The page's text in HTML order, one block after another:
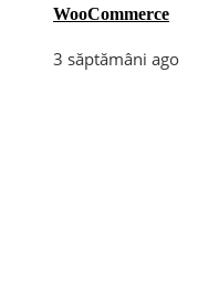
WooCommerce
3 săptămâni ago